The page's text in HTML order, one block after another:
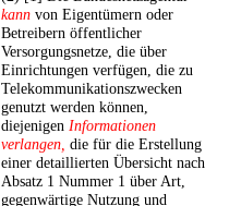
kann von Eigentümern oder
Betreibern öffentlicher
Versorgungsnetze, die über
Einrichtungen verfügen, die zu
Telekommunikationszwecken
genutzt werden können,
diejenigen Informationen
verlangen, die für die Erstellung
einer detaillierten Übersicht nach
Absatz 1 Nummer 1 über Art,
gegenwärtige Nutzung und